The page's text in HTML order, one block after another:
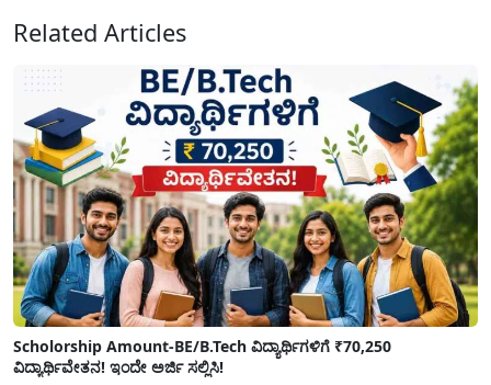
Related Articles
Scholorship Amount-BE/B.Tech ವಿದ್ಯಾರ್ಥಿಗಳಿಗೆ ₹70,250
ವಿದ್ಯಾರ್ಥಿವೇತನ! ಇಂದೇ ಅರ್ಜಿ ಸಲ್ಲಿಸಿ!